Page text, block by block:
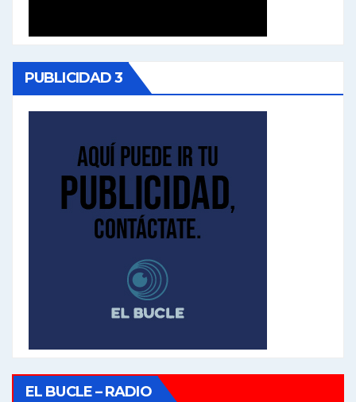
PUBLICIDAD 3
EL BUCLE – RADIO